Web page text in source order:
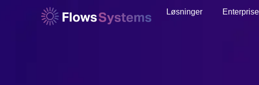
Løsninger Enterprise